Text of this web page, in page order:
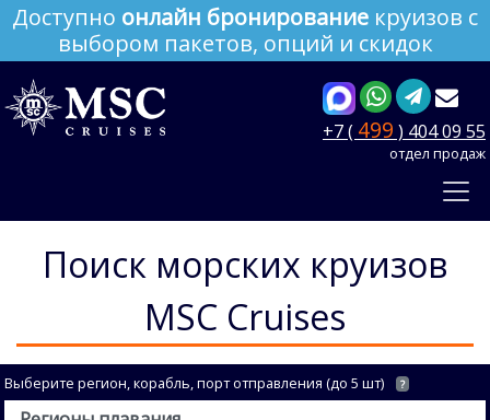
Доступно онлайн бронирование круизов с
выбором пакетов, опций и скидок
+7 ( 499 ) 404 09 55
отдел продаж
Поиск морских круизов
MSC Cruises
Выберите регион, корабль, порт отправления (до 5 шт) ?